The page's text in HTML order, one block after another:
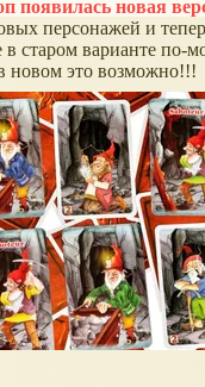
появилась новая
персонажей и
старом варианте по-
новом это возможно!!!